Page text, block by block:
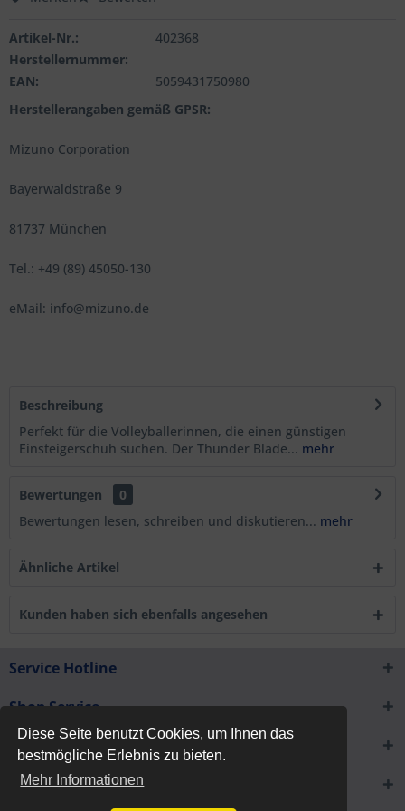
Diese Seite benutzt Cookies, um Ihnen das
bestmögliche Erlebnis zu bieten.
Mehr Informationen
Artikel-Nr.:
402368
Herstellernummer:
EAN:
5059431750980
Herstellerangaben gemäß GPSR:
Mizuno Corporation
Bayerwaldstraße 9
81737 München
Tel.: +49 (89) 45050-130
eMail: info@mizuno.de
Beschreibung
Perfekt für die Volleyballerinnen, die einen günstigen
Einsteigerschuh suchen. Der Thunder Blade... mehr
Bewertungen
0
Bewertungen lesen, schreiben und diskutieren... mehr
Ähnliche Artikel
Kunden haben sich ebenfalls angesehen
Service Hotline
Shop Service
Informationen
Newsletter